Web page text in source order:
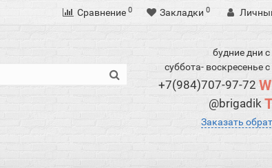
Сравнение 0 Закладки 0
будние дни с
суббота- воскресенье с
+7(984)707-97-72
@brigadik
Заказать